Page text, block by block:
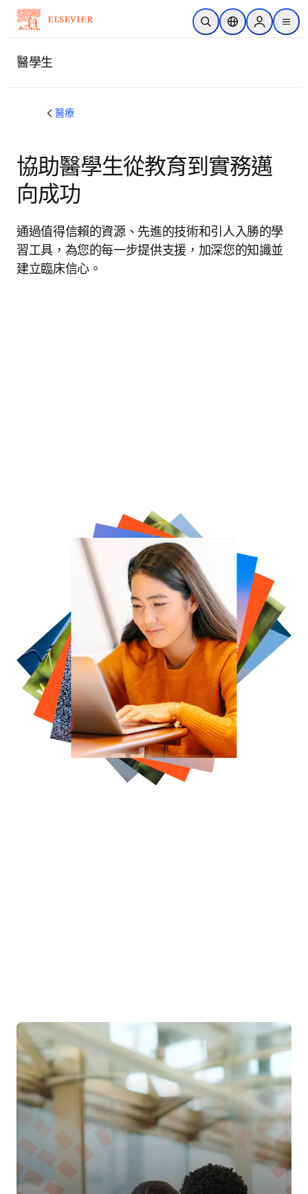
跳到主要內容
公開搜尋位置選擇器Sign in to
menu
醫學生
醫療
協助醫學生從教育到實務邁
向成功
通過值得信賴的資源、先進的技術和引人入勝的學
習工具，為您的每一步提供支援，加深您的知識並
建立臨床信心。